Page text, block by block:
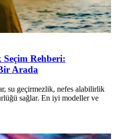
Rehberi:
Arada
su geçirmezlik, nefes alabilirlik
sağlar. En iyi modeller ve